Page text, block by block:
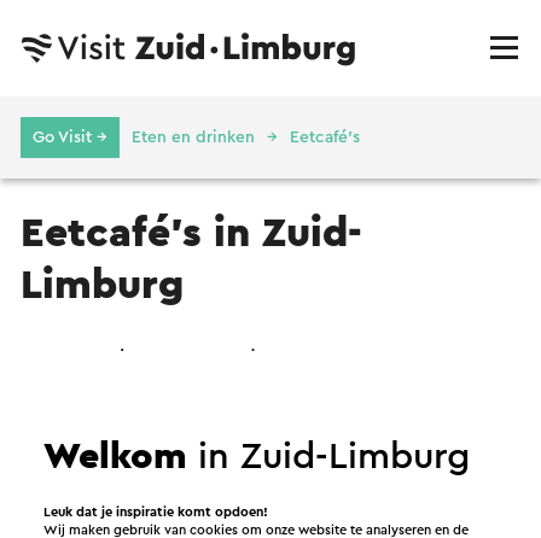
Go Visit → Eten en drinken Eetcafé's
Eetcafé's in Zuid-
Limburg
Geen resultaten gevonden.
Welkom in Zuid-Limburg
Leuk dat je inspiratie komt opdoen!
Wij maken gebruik van cookies om onze website te analyseren en de